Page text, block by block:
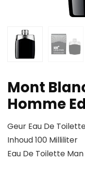
Mont
Homme
Geur Eau De
Inhoud 100 Milliliter
Eau De Toilette